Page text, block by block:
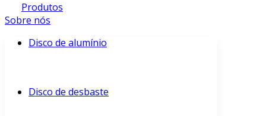
Produtos
Sobre nós
Disco de alumínio
Disco de desbaste